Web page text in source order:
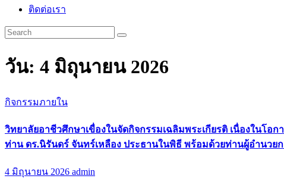
ติดต่อเรา
วัน: 4 มิถุนายน 2026
กิจกรรมภายใน
วิทยาลัยอาชีวศึกษาเขื่องในจัดกิจกรรมเฉลิมพระเกียรติ เนื่องในโ
ท่าน ดร.นิรันดร์ จันทร์เหลือง ประธานในพิธี พร้อมด้วยท่านผู้อำนวย
4 มิถุนายน 2026 admin